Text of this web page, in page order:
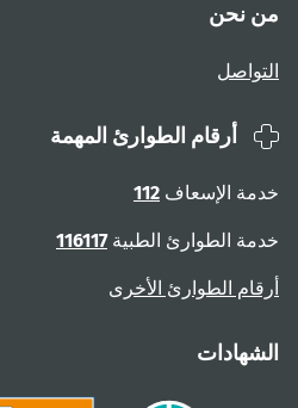
من نحن
التواصل
أرقام الطوارئ المهمة
خدمة الإسعاف 112
خدمة الطوارئ الطبية116117
أرقام الطوارئ الأخرى
الشهادات